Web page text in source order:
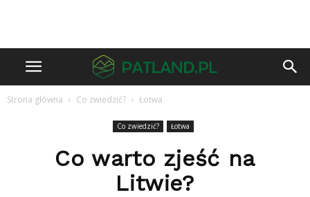
Strona główna Co zwiedzić? Łotwa
Co zwiedzić? Łotwa
Co warto zjeść na
Litwie?